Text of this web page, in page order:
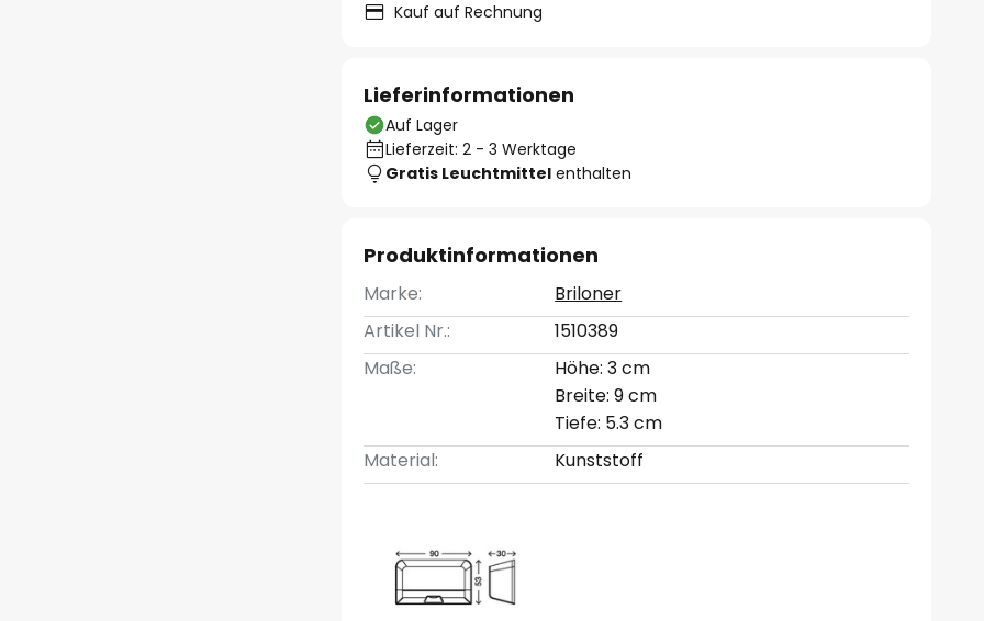
Kauf auf Rechnung
Lieferinformationen
Auf Lager
Lieferzeit: 2 - 3 Werktage
Gratis Leuchtmittel enthalten
Produktinformationen
Marke:
Briloner
Artikel Nr.:
1510389
Maße:
Höhe: 3 cm
Breite: 9 cm
Tiefe: 5.3 cm
Material:
Kunststoff